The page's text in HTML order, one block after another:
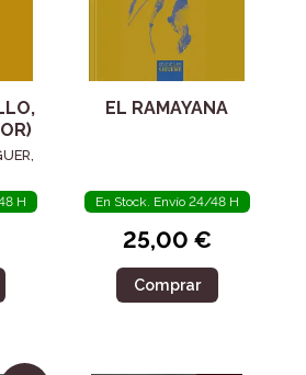
H
EL RAMAYANA
En Stock. Envío 24/48 H
25,00 €
Comprar